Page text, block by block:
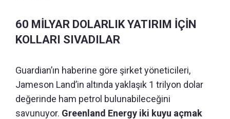
60 MİLYAR DOLARLIK YATIRIM İÇİN
KOLLARI SIVADILAR
Guardian’ın haberine göre şirket yöneticileri,
Jameson Land’in altında yaklaşık 1 trilyon dolar
değerinde ham petrol bulunabileceğini
savunuyor. Greenland Energy iki kuyu açmak